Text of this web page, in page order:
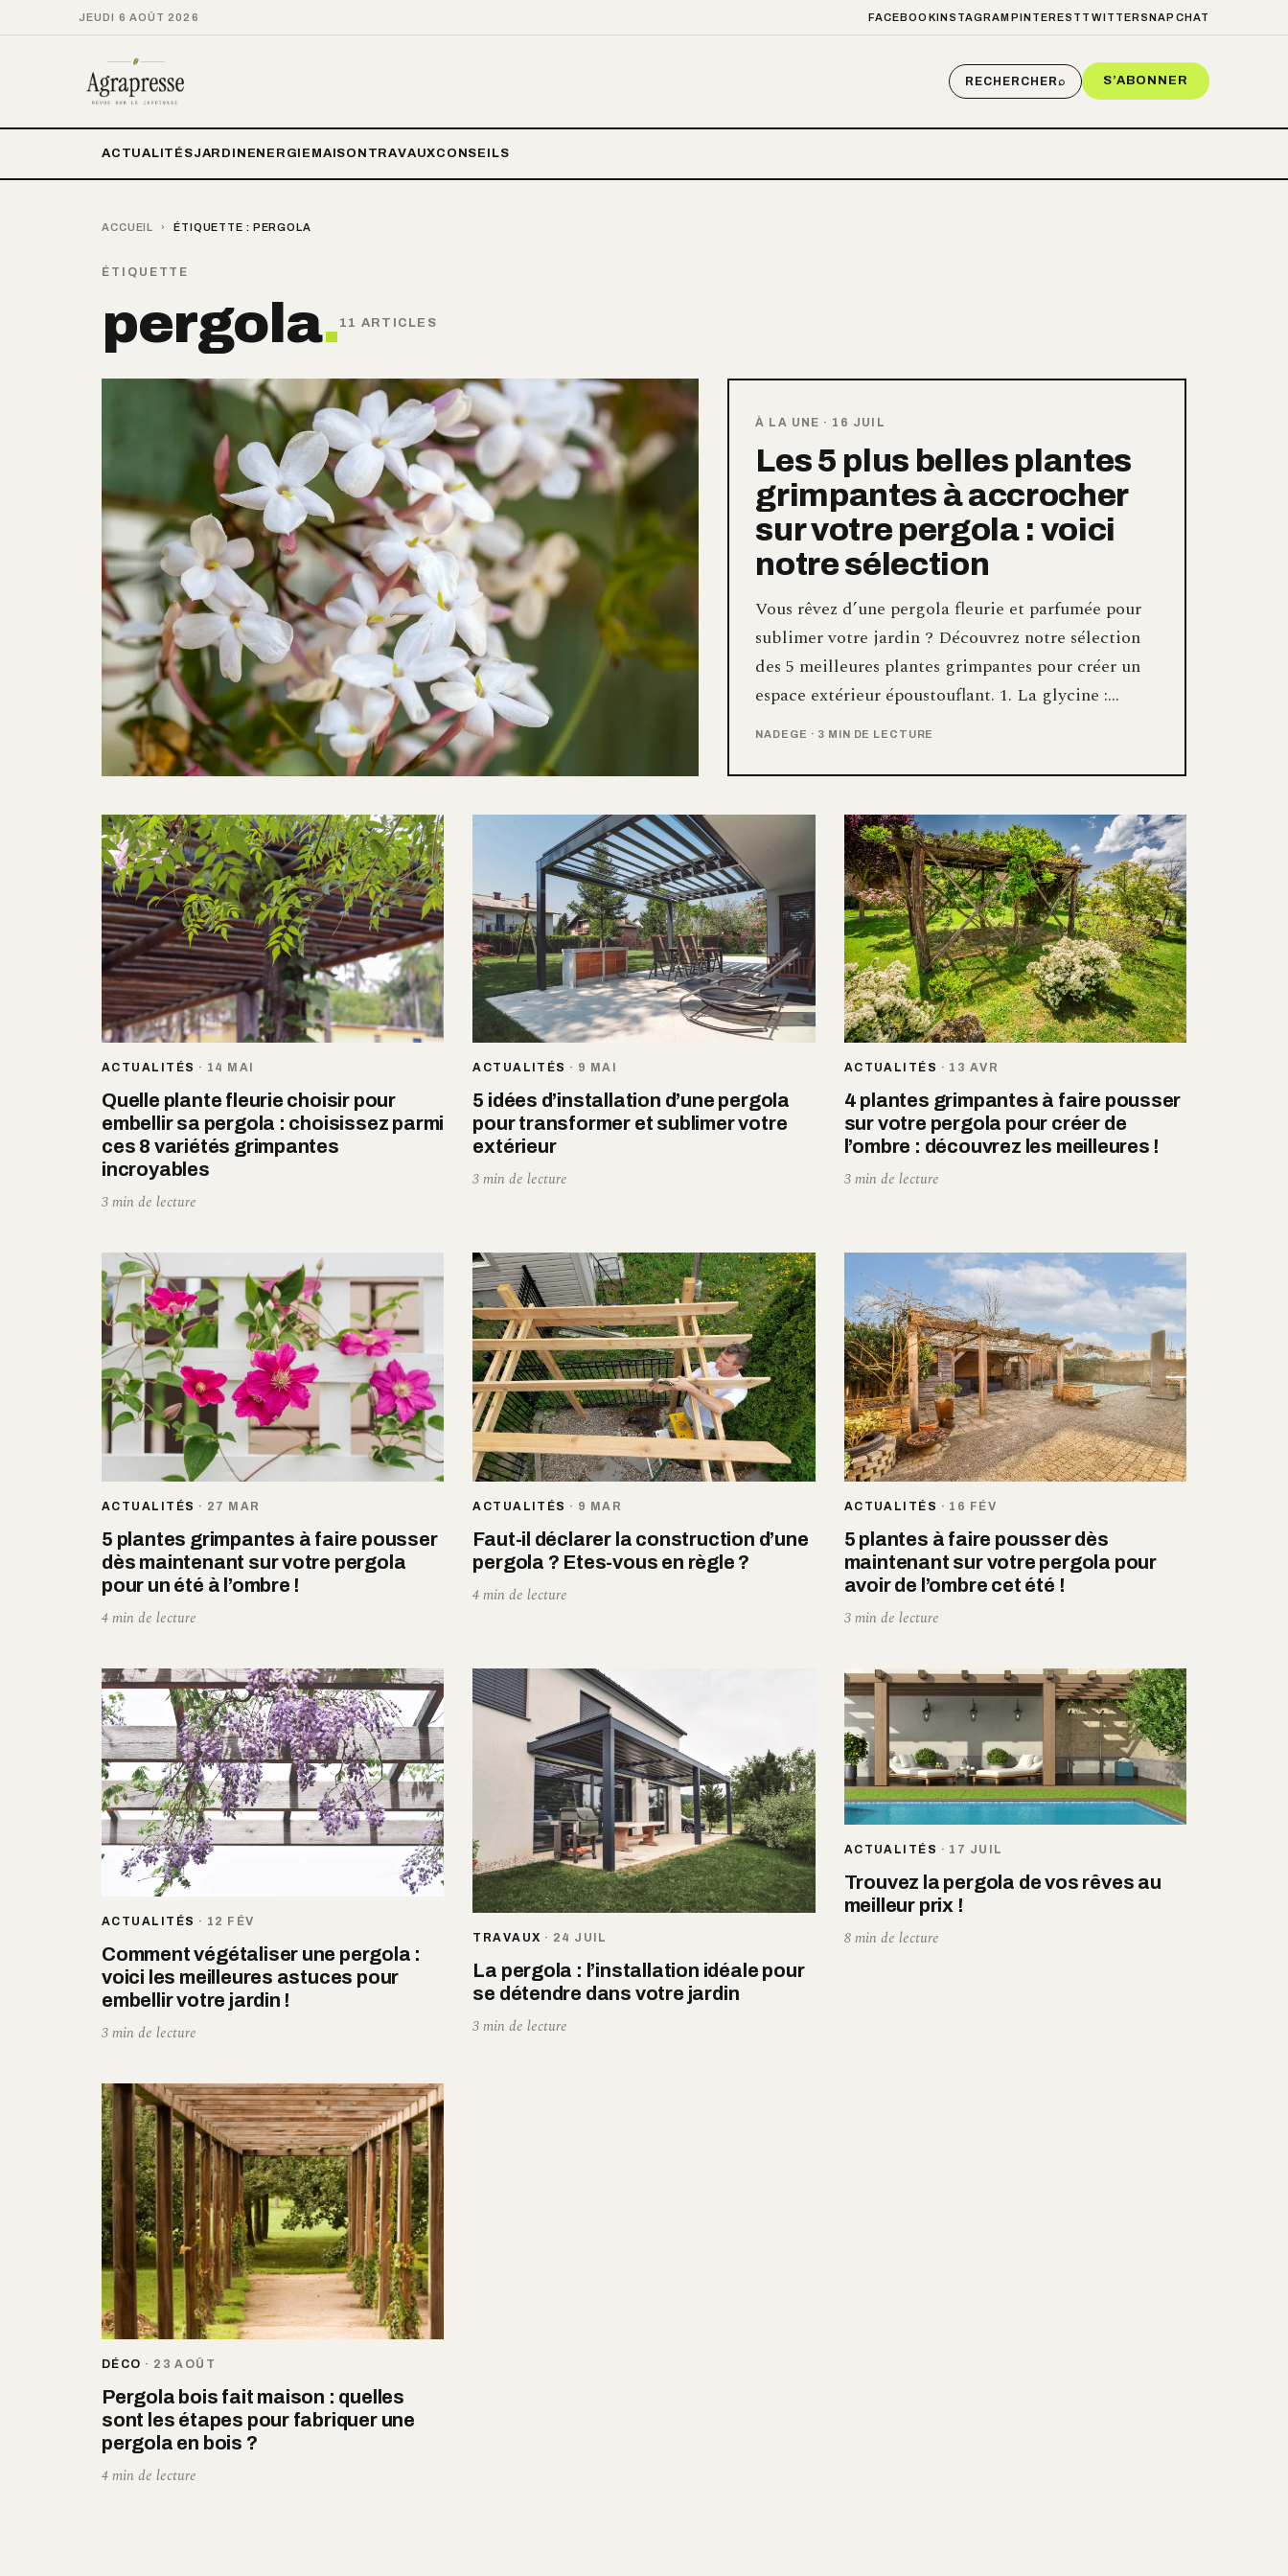
JEUDI 6 AOÛT 2026 FACEBOOKINSTAGRAM PINTEREST TWITTER SNAPCHAT
RECHERCHER⌕ S’ABONNER
ACTUALITÉSJARDIN ENERGIE MAISON TRAVAUXCONSEILS
ACCUEIL › ÉTIQUETTE : PERGOLA
ÉTIQUETTE
pergola. 11 ARTICLES
À LA UNE · 16 JUIL
Les 5 plus belles plantes
grimpantes à accrocher
sur votre pergola : voici
notre sélection
Vous rêvez d’une pergola fleurie et parfumée pour
sublimer votre jardin ? Découvrez notre sélection
des 5 meilleures plantes grimpantes pour créer un
espace extérieur époustouflant. 1. La glycine :…
NADEGE · 3 MIN DE LECTURE
ACTUALITÉS · 14 MAI
Quelle plante fleurie choisir pour
embellir sa pergola : choisissez parmi
ces 8 variétés grimpantes
incroyables
3 min de lecture
ACTUALITÉS · 9 MAI
5 idées d’installation d’une pergola
pour transformer et sublimer votre
extérieur
3 min de lecture
ACTUALITÉS · 13 AVR
4 plantes grimpantes à faire pousser
sur votre pergola pour créer de
l’ombre : découvrez les meilleures !
3 min de lecture
ACTUALITÉS · 27 MAR
5 plantes grimpantes à faire pousser
dès maintenant sur votre pergola
pour un été à l’ombre !
4 min de lecture
ACTUALITÉS · 9 MAR
Faut-il déclarer la construction d’une
pergola ? Etes-vous en règle ?
4 min de lecture
ACTUALITÉS · 16 FÉV
5 plantes à faire pousser dès
maintenant sur votre pergola pour
avoir de l’ombre cet été !
3 min de lecture
ACTUALITÉS · 12 FÉV
Comment végétaliser une pergola :
voici les meilleures astuces pour
embellir votre jardin !
3 min de lecture
TRAVAUX · 24 JUIL
La pergola : l’installation idéale pour
se détendre dans votre jardin
3 min de lecture
ACTUALITÉS · 17 JUIL
Trouvez la pergola de vos rêves au
meilleur prix !
8 min de lecture
DÉCO · 23 AOÛT
Pergola bois fait maison : quelles
sont les étapes pour fabriquer une
pergola en bois ?
4 min de lecture